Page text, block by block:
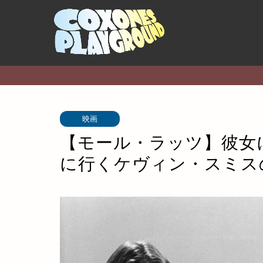
映画
【モール・ラッツ】彼
に行くケヴィン・スミ